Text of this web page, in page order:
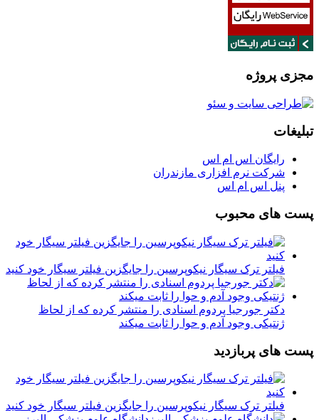
مجزی پروژه
تبلیغات
رایگان اس ام اس
شرکت نرم افزاری مازندران
پنل اس ام اس
پست های محبوب
فیلتر ترک سیگار نیکوپرسین را جایگزین فیلتر سیگار خود کنید
دکتر جورجیا پردوم اسنادی را منتشر کرده که از لحاظ
ژنتیکی وجود آدم و حوا را ثابت میکند
پست های پربازدید
فیلتر ترک سیگار نیکوپرسین را جایگزین فیلتر سیگار خود کنید